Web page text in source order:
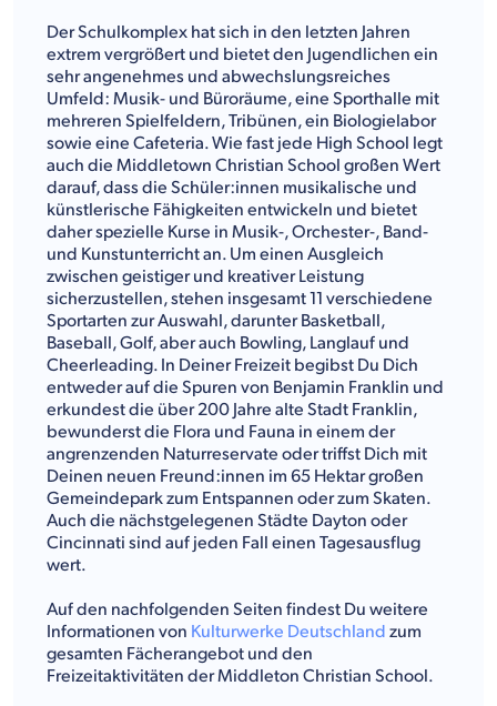
Der Schulkomplex hat sich in den letzten Jahren
extrem vergrößert und bietet den Jugendlichen ein
sehr angenehmes und abwechslungsreiches
Umfeld: Musik- und Büroräume, eine Sporthalle mit
mehreren Spielfeldern, Tribünen, ein Biologielabor
sowie eine Cafeteria. Wie fast jede High School legt
auch die Middletown Christian School großen Wert
darauf, dass die Schüler:innen musikalische und
künstlerische Fähigkeiten entwickeln und bietet
daher spezielle Kurse in Musik-, Orchester-, Band-
und Kunstunterricht an. Um einen Ausgleich
zwischen geistiger und kreativer Leistung
sicherzustellen, stehen insgesamt 11 verschiedene
Sportarten zur Auswahl, darunter Basketball,
Baseball, Golf, aber auch Bowling, Langlauf und
Cheerleading. In Deiner Freizeit begibst Du Dich
entweder auf die Spuren von Benjamin Franklin und
erkundest die über 200 Jahre alte Stadt Franklin,
bewunderst die Flora und Fauna in einem der
angrenzenden Naturreservate oder triffst Dich mit
Deinen neuen Freund:innen im 65 Hektar großen
Gemeindepark zum Entspannen oder zum Skaten.
Auch die nächstgelegenen Städte Dayton oder
Cincinnati sind auf jeden Fall einen Tagesausflug
wert.
Auf den nachfolgenden Seiten findest Du weitere
Informationen von Kulturwerke Deutschland zum
gesamten Fächerangebot und den
Freizeitaktivitäten der Middleton Christian School.